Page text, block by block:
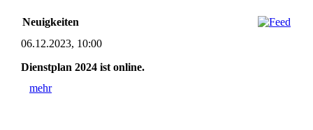
Neuigkeiten
06.12.2023, 10:00
Dienstplan 2024 ist online.
mehr